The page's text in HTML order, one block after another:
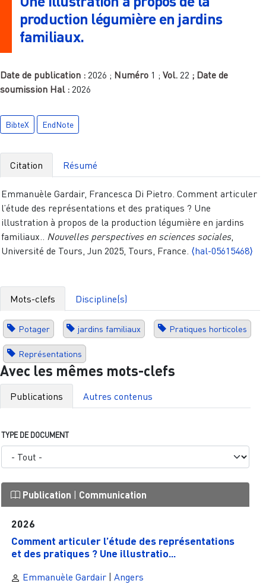
production légumière en jardins
familiaux.
Date de publication : 2026 ; Numéro 1 ; Vol. 22 ; Date de
soumission Hal : 2026
BibteX EndNote
Citation Résumé
Emmanuèle Gardair, Francesca Di Pietro. Comment articuler
l’étude des représentations et des pratiques ? Une
illustration à propos de la production légumière en jardins
familiaux..
Nouvelles perspectives en sciences sociales,
Université de Tours, Jun 2025, Tours, France. ⟨hal-05615468⟩
Mots-clefs Discipline(s)
Potager jardins familiaux Pratiques horticoles
Représentations
Avec les mêmes mots-clefs
Publications Autres contenus
TYPE DE DOCUMENT
Publication | Communication
2026
Comment articuler l’étude des représentations
et des pratiques ? Une illustratio...
Emmanuèle Gardair| Angers